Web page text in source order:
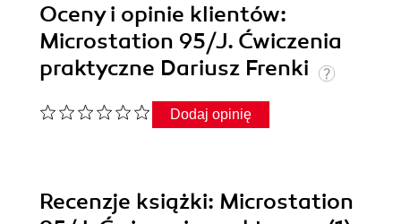
Oceny i opinie klientów:
Microstation 95/J. Ćwiczenia
praktyczne Dariusz Frenki
Dodaj opinię
Recenzje książki: Microstation